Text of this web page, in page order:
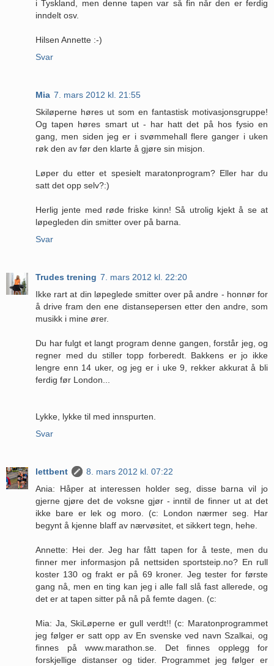
i Tyskland, men denne tapen var så fin når den er ferdig
inndelt osv.
Hilsen Annette :-)
Svar
Mia 7. mars 2012 kl. 21:55
Skiløperne høres ut som en fantastisk motivasjonsgruppe!
Og tapen høres smart ut - har hatt det på hos fysio en
gang, men siden jeg er i svømmehall flere ganger i uken
røk den av før den klarte å gjøre sin misjon.
Løper du etter et spesielt maratonprogram? Eller har du
satt det opp selv?:)
Herlig jente med røde friske kinn! Så utrolig kjekt å se at
løpegleden din smitter over på barna.
Svar
Trudes trening 7. mars 2012 kl. 22:20
Ikke rart at din løpeglede smitter over på andre - honnør for
å drive fram den ene distansepersen etter den andre, som
musikk i mine ører.
Du har fulgt et langt program denne gangen, forstår jeg, og
regner med du stiller topp forberedt. Bakkens er jo ikke
lengre enn 14 uker, og jeg er i uke 9, rekker akkurat å bli
ferdig før London...
Lykke, lykke til med innspurten.
Svar
lettbent
8. mars 2012 kl. 07:22
Ania: Håper at interessen holder seg, disse barna vil jo
gjerne gjøre det de voksne gjør - inntil de finner ut at det
ikke bare er lek og moro. (c: London nærmer seg. Har
begynt å kjenne blaff av nærvøsitet, et sikkert tegn, hehe.
Annette: Hei der. Jeg har fått tapen for å teste, men du
finner mer informasjon på nettsiden sportsteip.no? En rull
koster 130 og frakt er på 69 kroner. Jeg tester for første
gang nå, men en ting kan jeg i alle fall slå fast allerede, og
det er at tapen sitter på nå på femte dagen. (c:
Mia: Ja, SkiLøperne er gull verdt!! (c: Maratonprogrammet
jeg følger er satt opp av En svenske ved navn Szalkai, og
finnes på www.marathon.se. Det finnes opplegg for
forskjellige distanser og tider. Programmet jeg følger er